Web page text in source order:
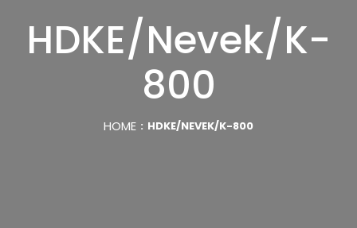
HDKE/Nevek/K-
800
HOME HDKE/NEVEK/K-800